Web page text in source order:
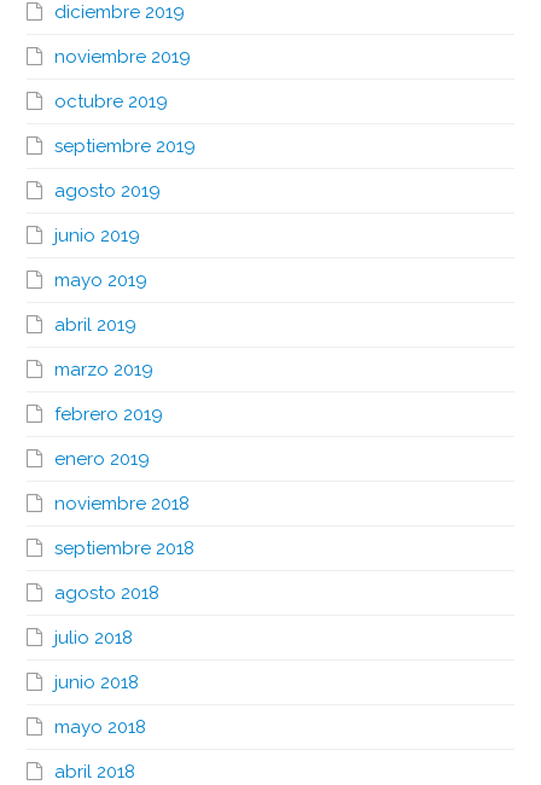
diciembre 2019
noviembre 2019
octubre 2019
septiembre 2019
agosto 2019
junio 2019
mayo 2019
abril 2019
marzo 2019
febrero 2019
enero 2019
noviembre 2018
septiembre 2018
agosto 2018
julio 2018
junio 2018
mayo 2018
abril 2018